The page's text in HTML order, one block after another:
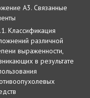
А3. Связанные
Классификация
различной
выраженности,
в результате